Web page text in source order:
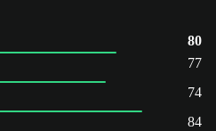
80
77
74
84